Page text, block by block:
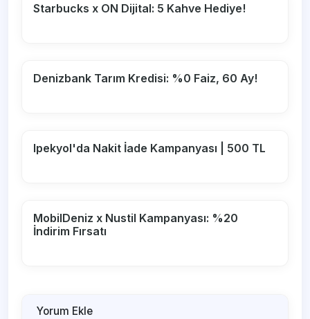
Starbucks x ON Dijital: 5 Kahve Hediye!
Denizbank Tarım Kredisi: %0 Faiz, 60 Ay!
Ipekyol'da Nakit İade Kampanyası | 500 TL
MobilDeniz x Nustil Kampanyası: %20
İndirim Fırsatı
Yorum Ekle